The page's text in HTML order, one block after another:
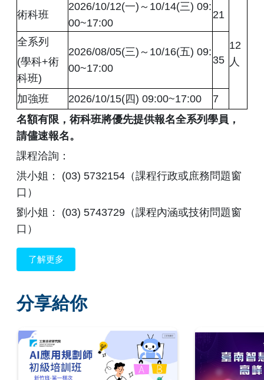
術科班
2026/10/12(一)～10/14(三) 09:
00~17:00
21
12
人
全系列
(學科+術
科班)
2026/08/05(三)～10/16(五) 09:
00~17:00
35
加強班 2026/10/15(四) 09:00~17:00
7
名額有限，術科班將優先提供報名全系列學員，
請儘速報名。
課程洽詢：
洪小姐： (03) 5732154（課程行政或庶務問題窗
口）
劉小姐： (03) 5743729（課程內涵或技術問題窗
口）
了解更多
分享給你